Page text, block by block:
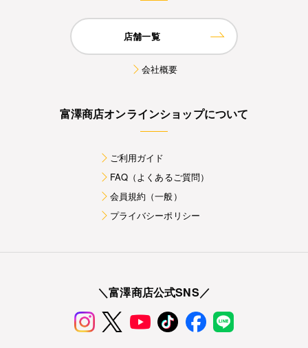
店舗一覧
会社概要
富澤商店オンラインショップについて
ご利用ガイド
FAQ（よくあるご質問）
会員規約（一般）
プライバシーポリシー
＼富澤商店公式SNS／